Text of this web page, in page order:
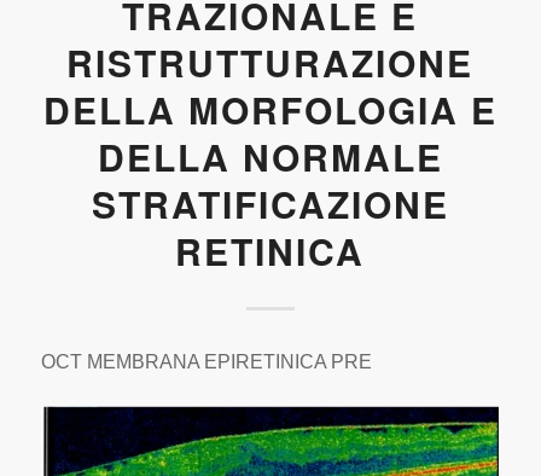
TRAZIONALE E
RISTRUTTURAZIONE
DELLA MORFOLOGIA E
DELLA NORMALE
STRATIFICAZIONE
RETINICA
OCT MEMBRANA EPIRETINICA PRE